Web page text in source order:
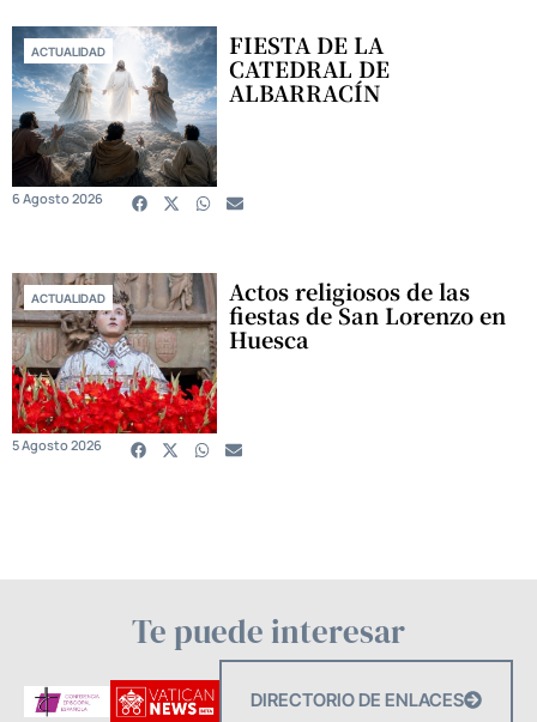
ACTUALIDAD FIESTA DE LA
CATEDRAL DE
ALBARRACÍN
6 Agosto 2026
ACTUALIDAD Actos religiosos de las
fiestas de San Lorenzo en
Huesca
5 Agosto 2026
Te puede interesar
DIRECTORIO DE ENLACES